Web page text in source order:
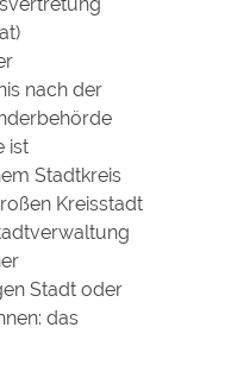
nach der
ist
Stadtkreis
Kreisstadt
Stadt oder
das